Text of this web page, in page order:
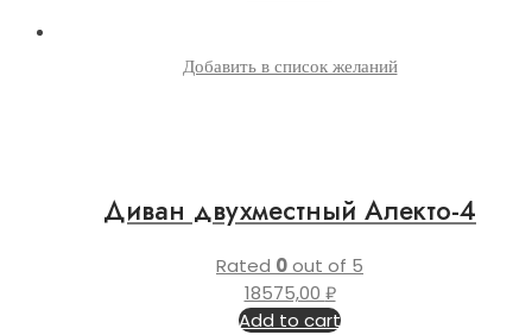
Добавить в список желаний
Диван двухместный Алекто-4
Rated 0out of 5
18575,00 ₽
Add to cart